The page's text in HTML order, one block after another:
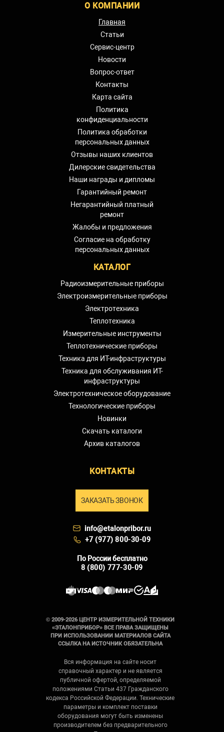
О КОМПАНИИ
Главная
Статьи
Сервис-центр
Новости
Вопрос-ответ
Контакты
Карта сайта
Политика
конфиденциальности
Политика обработки
персональных данных
Отзывы наших клиентов
Дилерские свидетельства
Наши награды и дипломы
Гарантийный ремонт
Негарантийный платный
ремонт
Жалобы и предложения
Согласие на обработку
персональных данных
КАТАЛОГ
Радиоизмерительные приборы
Электроизмерительные приборы
Электротехника
Теплотехника
Измерительные инструменты
Теплотехнические приборы
Техника для ИТ-инфраструктуры
Техника для обслуживания ИТ-
инфраструктуры
Электротехническое оборудование
Технологические приборы
Новинки
Скачать каталоги
Архив каталогов
КОНТАКТЫ
ЗАКАЗАТЬ ЗВОНОК
info@etalonpribor.ru
+7 (977) 800-30-09
По России бесплатно
8 (800) 777-30-09
© 2009-2026 ЦЕНТР ИЗМЕРИТЕЛЬНОЙ ТЕХНИКИ
«ЭТАЛОНПРИБОР» ВСЕ ПРАВА ЗАЩИЩЕНЫ
ПРИ ИСПОЛЬЗОВАНИИ МАТЕРИАЛОВ САЙТА
ССЫЛКА НА ИСТОЧНИК ОБЯЗАТЕЛЬНА
Вся информация на сайте носит
справочный характер и не является
публичной офертой, определяемой
положениями Статьи 437 Гражданского
кодекса Российской Федерации. Технические
параметры и комплект поставки
оборудования могут быть изменены
производителем без предварительного